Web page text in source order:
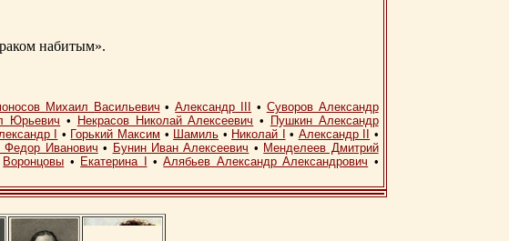
набитым».
Михаил Васильевич •Александр III • Суворов Александр
Юрьевич • Некрасов Николай Алексеевич • Пушкин Александр
I • Горький Максим • Шамиль • Николай I • Александр II •
Федор Иванович • Бунин Иван Алексеевич • Менделеев Дмитрий
Воронцовы • Екатерина I •Алябьев Александр Александрович •